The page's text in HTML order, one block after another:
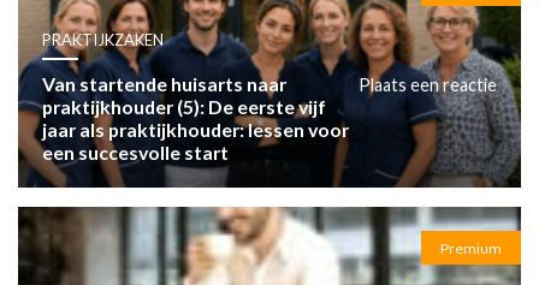
PRAKTIJKZAKEN
Van startende huisarts naar
praktijkhouder (5): De eerste vijf
jaar als praktijkhouder: lessen voor
een succesvolle start
Plaats een reactie
Premium